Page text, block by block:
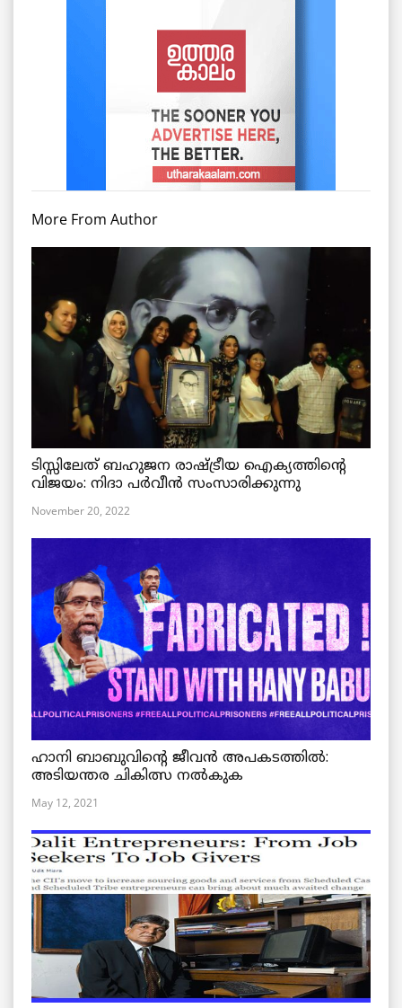
More From Author
ടിസ്സിലേത് ബഹുജന രാഷ്ട്രീയ ഐക്യത്തിന്റെ
വിജയം: നിദാ പർവീൻ സംസാരിക്കുന്നു
November 20, 2022
ഹാനി ബാബുവിന്റെ ജീവൻ അപകടത്തിൽ:
അടിയന്തര ചികിത്സ നൽകുക
May 12, 2021